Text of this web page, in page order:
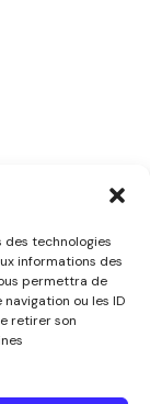
des technologies
informations des
permettra de
ou les ID
retirer son